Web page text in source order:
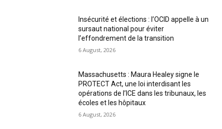
Insécurité et élections : l’OCID appelle à un
sursaut national pour éviter
l’effondrement de la transition
6 August, 2026
Massachusetts : Maura Healey signe le
PROTECT Act, une loi interdisant les
opérations de l’ICE dans les tribunaux, les
écoles et les hôpitaux
6 August, 2026